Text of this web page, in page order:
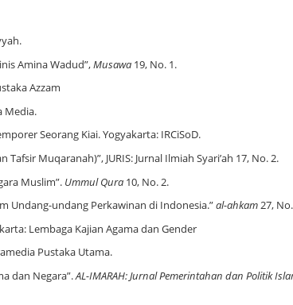
Amina Wadud”,Musawa 19, No. 1.
Azzam
Media.
Seorang Kiai. Yogyakarta: IRCiSoD.
Muqaranah)”, JURIS: Jurnal Ilmiah Syari’ah 17, No. 2.
Muslim”. Ummul Qura 10, No. 2.
Undang-undang Perkawinan di Indonesia.”al-ahkam27,
Lembaga Kajian Agama dan Gender
Pustaka Utama.
dan Negara”.AL-IMARAH: Jurnal Pemerintahan dan Politik